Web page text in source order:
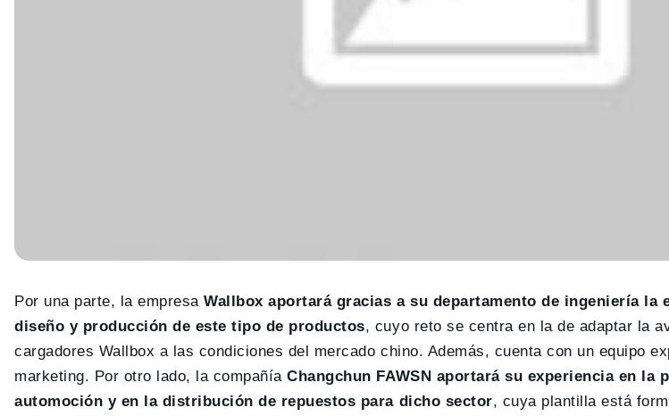
Por una parte, la empresaWallbox aportará gracias a su departamento de ingeniería la
diseño y producción de este tipo de productos, cuyo reto se centra en la de adaptar la
cargadores Wallbox a las condiciones del mercado chino. Además, cuenta con un equipo
marketing. Por otro lado, la compañíaChangchun FAWSN aportará su experiencia en la
automoción y en la distribución de repuestos para dicho sector, cuya plantilla está